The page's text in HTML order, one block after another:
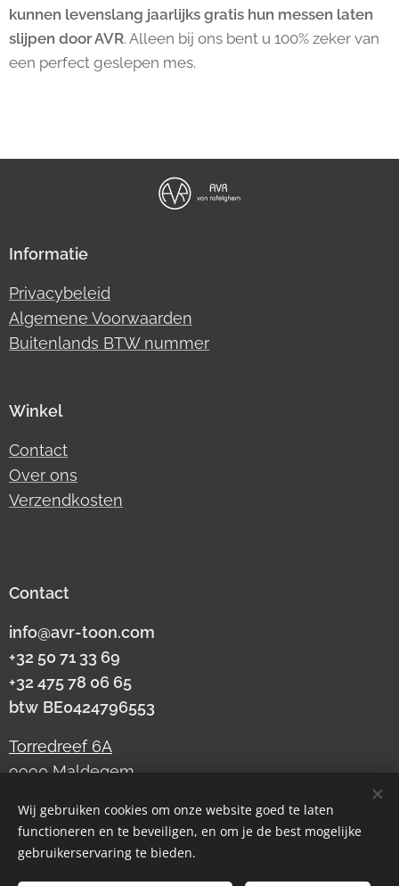
kunnen levenslang jaarlijks gratis hun messen laten
slijpen door AVR. Alleen bij ons bent u 100% zeker van
een perfect geslepen mes.
Informatie
Privacybeleid
Algemene Voorwaarden
Buitenlands BTW nummer
Winkel
Contact
Over ons
Verzendkosten
Contact
info@avr-toon.com
+32 50 71 33 69
+32 475 78 06 65
btw BE0424796553
Torredreef 6A
9990 Maldegem
Cookies
Wij gebruiken cookies om onze website goed te laten
functioneren en te beveiligen, en om je de best mogelijke
gebruikerservaring te bieden.